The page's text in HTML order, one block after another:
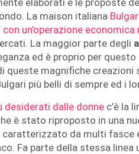
La maison italiana
un’operazione
La maggior parte degli
ed è proprio per
queste magnifiche
più belli di sempre ed i
desiderati dalle donne c’è la
è stato riproposto in una
caratterizzato da multi fasce
Fa parte della stessa